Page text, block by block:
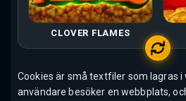
CLOVER FLAMES
Cookies är små textfiler som lagras i
användare besöker en webbplats,